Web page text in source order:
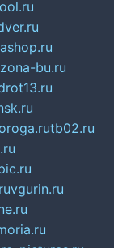
bu.ru
tb02.ru
vgurin.ru